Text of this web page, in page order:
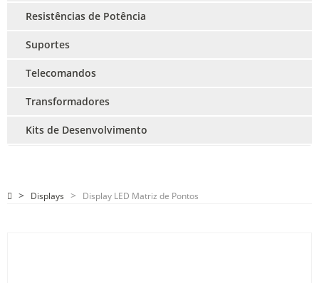
Resistências de Potência
Suportes
Telecomandos
Transformadores
Kits de Desenvolvimento
Displays Display LED Matriz de Pontos